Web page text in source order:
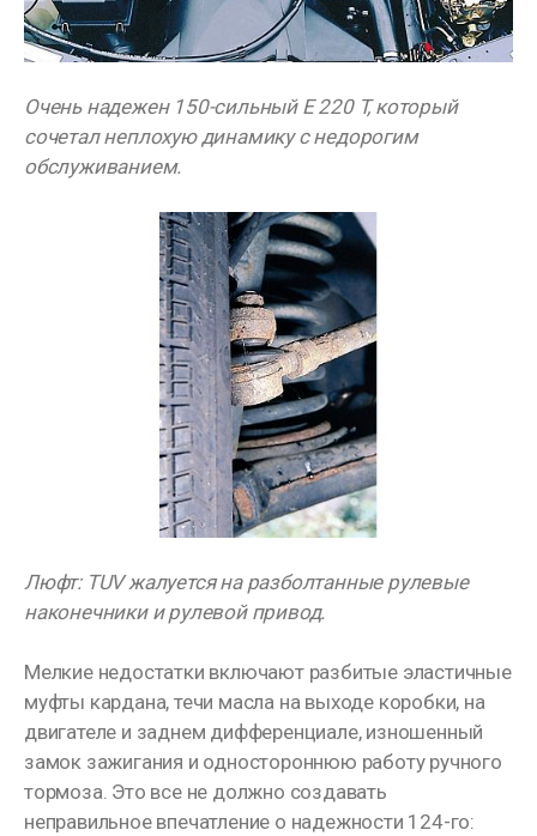
Очень надежен 150-сильный E 220 T, который
сочетал неплохую динамику с недорогим
обслуживанием.
Люфт: TUV жалуется на разболтанные рулевые
наконечники и рулевой привод.
Мелкие недостатки включают разбитые эластичные
муфты кардана, течи масла на выходе коробки, на
двигателе и заднем дифференциале, изношенный
замок зажигания и одностороннюю работу ручного
тормоза. Это все не должно создавать
неправильное впечатление о надежности 124-го: